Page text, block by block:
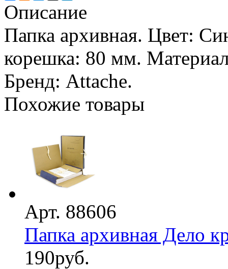
Описание
Папка архивная. Цвет:
корешка: 80 мм.
Бренд: Attache.
Похожие товары
Арт. 88606
Папка архивная Дело
190руб.